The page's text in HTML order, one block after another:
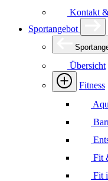
Kontakt
Sportangebot
Übersicht
Fitness
Fit
Fit